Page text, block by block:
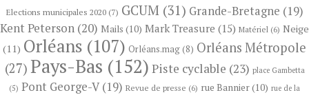
Elections municipales 2020(7) GCUM (31) Grande-Bretagne (19)
Kent Peterson (20) Mails (10) Mark Treasure (15) Matériel (6) Neige
(11) Orléans (107) Orléans.mag (8) Orléans Métropole
(27) Pays-Bas (152) Piste cyclable (23) place Gambetta
(5) Pont George-V(19) Revue de presse (6) rue Bannier(10) rue de la